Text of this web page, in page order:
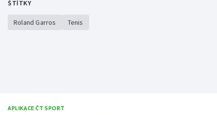
ŠTÍTKY
Roland Garros Tenis
APLIKACE ČT SPORT